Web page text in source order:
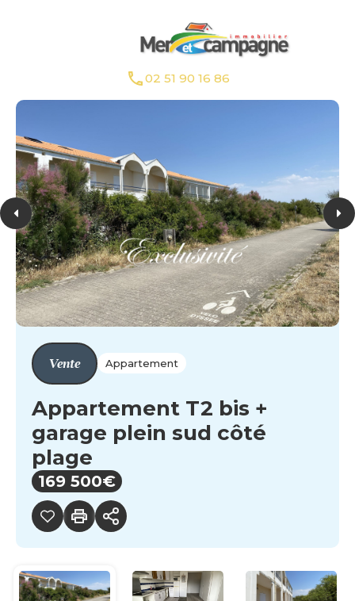
02 51 90 16 86
Vente Appartement
Appartement T2 bis +
garage plein sud côté
plage
169 500€